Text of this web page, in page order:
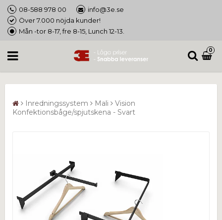
08-588 978 00
info@3e.se
Över 7.000 nöjda kunder!
Mån -tor 8-17, fre 8-15, Lunch 12-13.
0
Inredningssystem Mali
Vision
Konfektionsbåge/spjutskena - Svart